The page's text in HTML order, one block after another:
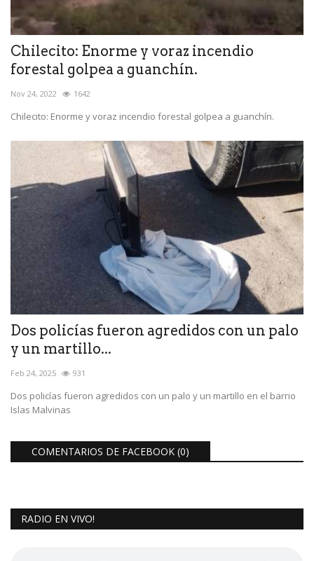
Chilecito: Enorme y voraz incendio
forestal golpea a guanchín.
Nov 24, 2022 1642
Chilecito: Enorme y voraz incendio forestal golpea a guanchín.
Dos policías fueron agredidos con un palo
y un martillo...
Feb 24, 2025 931
Dos policías fueron agredidos con un palo y un martillo en el barrio
Islas Malvinas
COMENTARIOS DE FACEBOOK (0)
RADIO EN VIVO!